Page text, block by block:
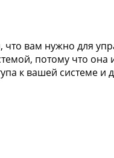
что вам нужно для
потому что
к вашей системе